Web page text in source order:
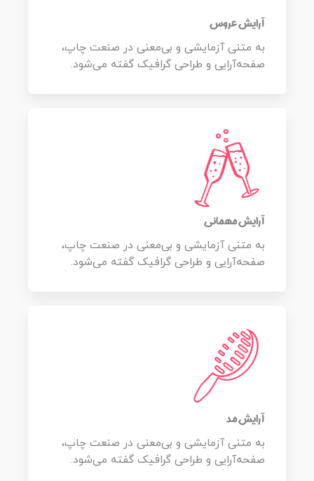
آرایش عروس
به متنی آزمایشی و بی‌معنی در صنعت چاپ،
صفحه‌آرایی و طراحی گرافیک گفته می‌شود.
آرایش مهمانی
به متنی آزمایشی و بی‌معنی در صنعت چاپ،
صفحه‌آرایی و طراحی گرافیک گفته می‌شود.
آرایش مد
به متنی آزمایشی و بی‌معنی در صنعت چاپ،
صفحه‌آرایی و طراحی گرافیک گفته می‌شود.